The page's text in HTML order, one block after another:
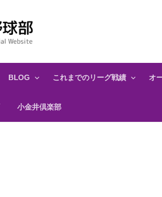
BLOG これまでのリーグ戦績 オ
小金井倶楽部